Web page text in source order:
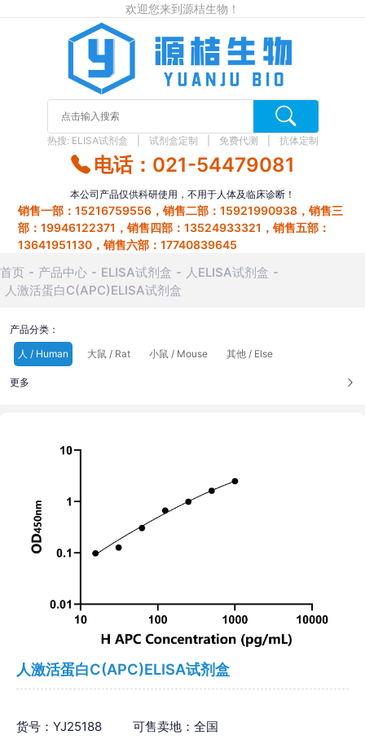
欢迎您来到源桔生物！
热搜: ELISA试剂盒 试剂盒定制 免费代测 抗体定制
电话：021-54479081
本公司产品仅供科研使用，不用于人体及临床诊断！
销售一部：15216759556，销售二部：15921990938，销售三
部：19946122371，销售四部：13524933321，销售五部：
13641951130，销售六部：17740839645
首页 产品中心 ELISA试剂盒
人ELISA试剂盒
人激活蛋白C(APC)ELISA试剂盒
产品分类：
人 / Human
大鼠 / Rat 小鼠 / Mouse 其他 / Else
更多
人激活蛋白C(APC)ELISA试剂盒
货号：YJ25188 可售卖地：全国